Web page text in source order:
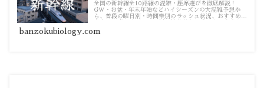
全国の新幹線全10路線の混雑・座席選びを徹底解説！
GW・お盆・年末年始などハイシーズンの大混雑予想か
ら、普段の曜日別・時間帯別のラッシュ状況、おすすめの
一覧です。
banzokubiology.com